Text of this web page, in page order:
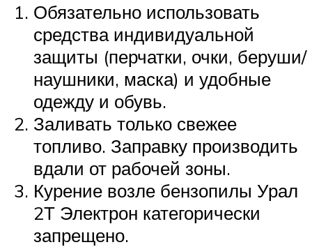
Обязательно использовать
средства индивидуальной
защиты (перчатки, очки, беруши/
наушники, маска) и удобные
одежду и обувь.
Заливать только свежее
топливо. Заправку производить
вдали от рабочей зоны.
Курение возле бензопилы Урал
2Т Электрон категорически
запрещено.